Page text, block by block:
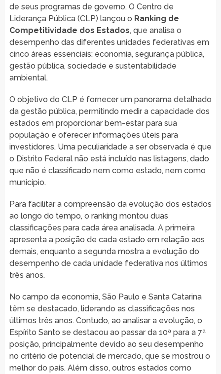
de seus programas de governo. O Centro de
Liderança Pública (CLP) lançou o Ranking de
Competitividade dos Estados, que analisa o
desempenho das diferentes unidades federativas em
cinco áreas essenciais: economia, segurança pública,
gestão pública, sociedade e sustentabilidade
ambiental.
O objetivo do CLP é fornecer um panorama detalhado
da gestão pública, permitindo medir a capacidade dos
estados em proporcionar bem-estar para sua
população e oferecer informações úteis para
investidores. Uma peculiaridade a ser observada é que
o Distrito Federal não está incluído nas listagens, dado
que não é classificado nem como estado, nem como
município.
Para facilitar a compreensão da evolução dos estados
ao longo do tempo, o ranking montou duas
classificações para cada área analisada. A primeira
apresenta a posição de cada estado em relação aos
demais, enquanto a segunda mostra a evolução do
desempenho de cada unidade federativa nos últimos
três anos.
No campo da economia, São Paulo e Santa Catarina
têm se destacado, liderando as classificações nos
últimos três anos. Contudo, ao analisar a evolução, o
Espírito Santo se destacou ao passar da 10ª para a 7ª
posição, principalmente devido ao seu desempenho
no critério de potencial de mercado, que se mostrou o
melhor do país. Além disso, outros estados como